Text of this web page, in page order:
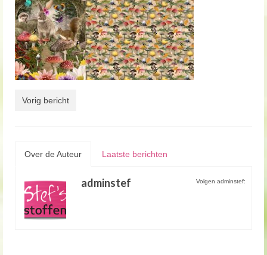
Vorig bericht
Over de Auteur Laatste berichten
Volgen adminstef:
adminstef